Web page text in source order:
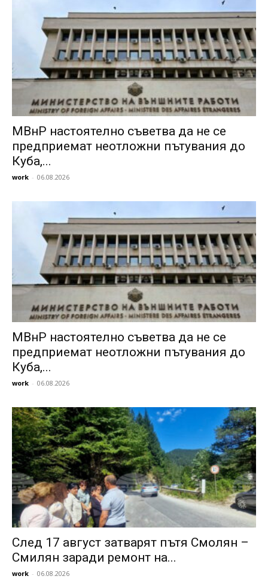
МВнР настоятелно съветва да не се
предприемат неотложни пътувания до
Куба,...
work - 06.08.2026
МВнР настоятелно съветва да не се
предприемат неотложни пътувания до
Куба,...
work - 06.08.2026
След 17 август затварят пътя Смолян –
Смилян заради ремонт на...
work - 06.08.2026